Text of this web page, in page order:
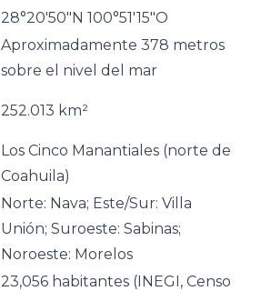
28°20′50″N 100°51′15″O
Aproximadamente 378 metros
sobre el nivel del mar
252.013 km²
Los Cinco Manantiales (norte de
Coahuila)
Norte: Nava; Este/Sur: Villa
Unión; Suroeste: Sabinas;
Noroeste: Morelos
23,056 habitantes (INEGI, Censo